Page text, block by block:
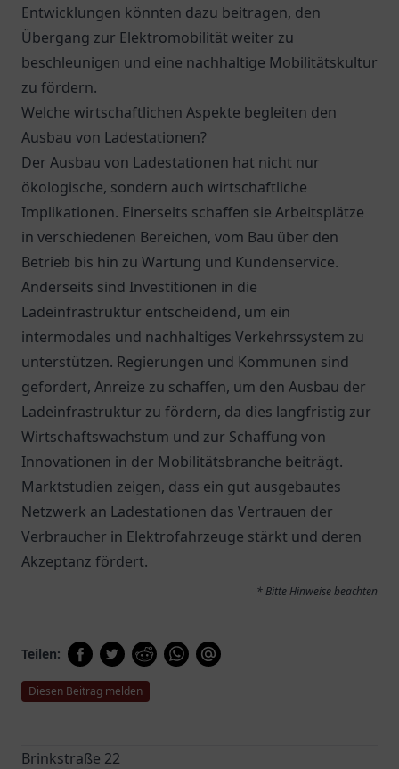
Entwicklungen könnten dazu beitragen, den
Übergang zur Elektromobilität weiter zu
beschleunigen und eine nachhaltige Mobilitätskultur
zu fördern.
Welche wirtschaftlichen Aspekte begleiten den
Ausbau von Ladestationen?
Der Ausbau von Ladestationen hat nicht nur
ökologische, sondern auch wirtschaftliche
Implikationen. Einerseits schaffen sie Arbeitsplätze
in verschiedenen Bereichen, vom Bau über den
Betrieb bis hin zu Wartung und Kundenservice.
Anderseits sind Investitionen in die
Ladeinfrastruktur entscheidend, um ein
intermodales und nachhaltiges Verkehrssystem zu
unterstützen. Regierungen und Kommunen sind
gefordert, Anreize zu schaffen, um den Ausbau der
Ladeinfrastruktur zu fördern, da dies langfristig zur
Wirtschaftswachstum und zur Schaffung von
Innovationen in der Mobilitätsbranche beiträgt.
Marktstudien zeigen, dass ein gut ausgebautes
Netzwerk an Ladestationen das Vertrauen der
Verbraucher in Elektrofahrzeuge stärkt und deren
Akzeptanz fördert.
* Bitte Hinweise beachten
Teilen:
Diesen Beitrag melden
Brinkstraße 22